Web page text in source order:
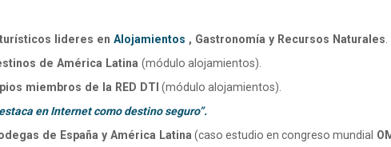
lideres en Alojamientos , Gastronomía y Recursos Naturales.
de América Latina (módulo alojamientos).
miembros de la RED DTI (módulo alojamientos).
en Internet como destino seguro”.
de España y América Latina (caso estudio en congreso mundial